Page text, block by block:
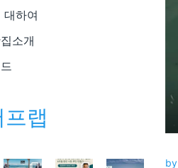
by
대하여
소개
프랩